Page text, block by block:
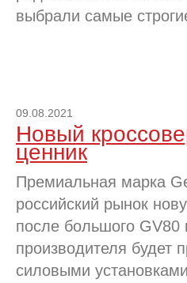
выбрали самые
09.08.2021
Новый
ценник
Премиальная марка
российский рынок
после большого GV80
производителя будет
силовыми